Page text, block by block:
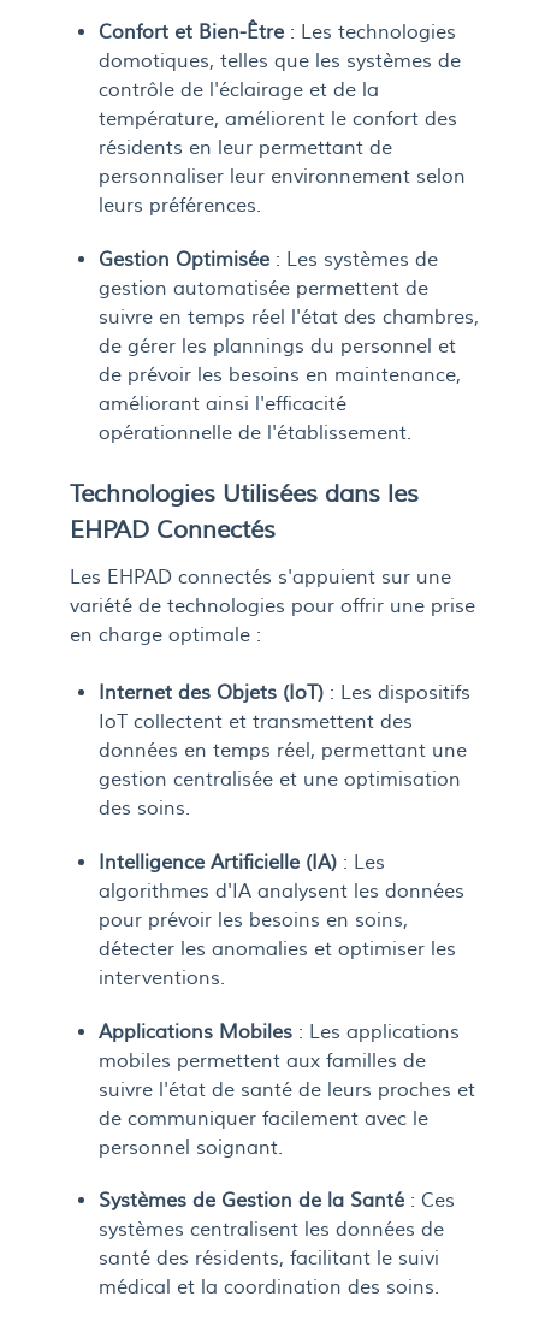
Confort et Bien-Être : Les technologies
domotiques, telles que les systèmes de
contrôle de l'éclairage et de la
température, améliorent le confort des
résidents en leur permettant de
personnaliser leur environnement selon
leurs préférences.
Gestion Optimisée : Les systèmes de
gestion automatisée permettent de
suivre en temps réel l'état des chambres,
de gérer les plannings du personnel et
de prévoir les besoins en maintenance,
améliorant ainsi l'efficacité
opérationnelle de l'établissement.
Technologies Utilisées dans les
EHPAD Connectés
Les EHPAD connectés s'appuient sur une
variété de technologies pour offrir une prise
en charge optimale :
Internet des Objets (IoT) : Les dispositifs
IoT collectent et transmettent des
données en temps réel, permettant une
gestion centralisée et une optimisation
des soins.
Intelligence Artificielle (IA) : Les
algorithmes d'IA analysent les données
pour prévoir les besoins en soins,
détecter les anomalies et optimiser les
interventions.
Applications Mobiles : Les applications
mobiles permettent aux familles de
suivre l'état de santé de leurs proches et
de communiquer facilement avec le
personnel soignant.
Systèmes de Gestion de la Santé : Ces
systèmes centralisent les données de
santé des résidents, facilitant le suivi
médical et la coordination des soins.